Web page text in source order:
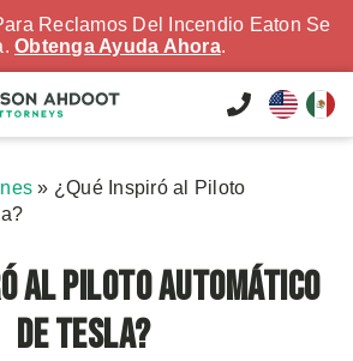
Reclamos Del Incendio Eaton Se
Obtenga Ayuda Ahora.
» ¿Qué Inspiró al Piloto
al Piloto Automático
de Tesla?